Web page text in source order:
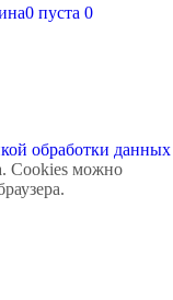
0 пуста 0
обработки данных
Cookies можно